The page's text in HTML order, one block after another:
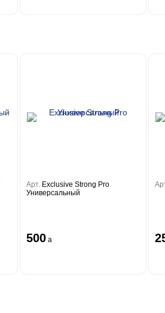
Арт. Exclusive Strong Pro
Универсальный
500 a